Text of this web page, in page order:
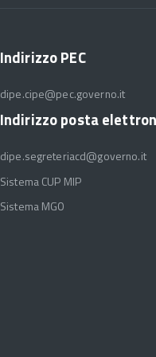
Indirizzo PEC
dipe.cipe@pec.governo.it
Indirizzo posta
dipe.segreteriacd@governo.it
Sistema CUP MIP
Sistema MGO